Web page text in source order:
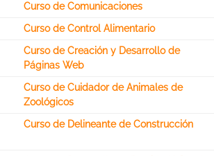
Curso de Comunicaciones
Curso de Control Alimentario
Curso de Creación y Desarrollo de
Páginas Web
Curso de Cuidador de Animales de
Zoológicos
Curso de Delineante de Construcción